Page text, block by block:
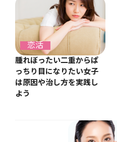
恋活
腫れぼったい二重からぱ
っちり目になりたい女子
は原因や治し方を実践し
よう